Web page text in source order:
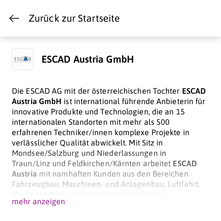
Zurück zur Startseite
ESCAD Austria GmbH
Die ESCAD AG mit der österreichischen Tochter ESCAD
Austria GmbH ist international führende Anbieterin für
innovative Produkte und Technologien, die an 15
internationalen Standorten mit mehr als 500
erfahrenen Techniker/innen komplexe Projekte in
verlässlicher Qualität abwickelt. Mit Sitz in
Mondsee/Salzburg und Niederlassungen in
Traun/Linz und Feldkirchen/Kärnten arbeitet ESCAD
Austria mit namhaften Kunden aus den Bereichen
Fahrzeugbau, Maschinen- und Anlagenbau, Luftfahrt,
zusammen.
mehr anzeigen